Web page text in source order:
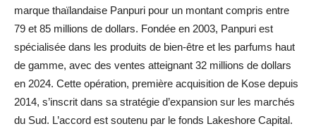
marque thaïlandaise Panpuri pour un montant compris entre
79 et 85 millions de dollars. Fondée en 2003, Panpuri est
spécialisée dans les produits de bien-être et les parfums haut
de gamme, avec des ventes atteignant 32 millions de dollars
en 2024. Cette opération, première acquisition de Kose depuis
2014, s’inscrit dans sa stratégie d’expansion sur les marchés
du Sud. L’accord est soutenu par le fonds Lakeshore Capital.